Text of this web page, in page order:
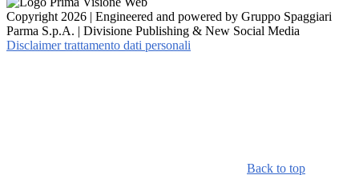
Copyright 2026 | Engineered and powered by Gruppo Spaggiari
Parma S.p.A. | Divisione Publishing & New Social Media
Disclaimer trattamento dati personali
Back to top